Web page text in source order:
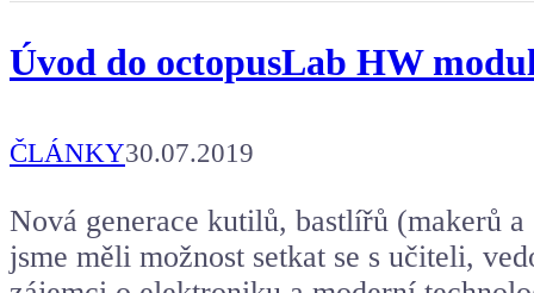
Úvod do octopusLab HW
ČLÁNKY30.07.2019
Nová generace kutilů, bastlířů (makerů
jsme měli možnost setkat se s učiteli,